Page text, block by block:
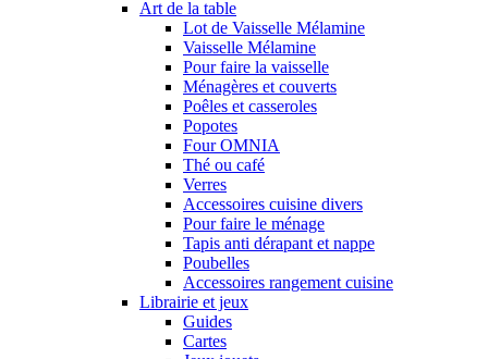
Art de la table
Lot de Vaisselle Mélamine
Vaisselle Mélamine
Pour faire la vaisselle
Ménagères et couverts
Poêles et casseroles
Popotes
Four OMNIA
Thé ou café
Verres
Accessoires cuisine divers
Pour faire le ménage
Tapis anti dérapant et nappe
Poubelles
Accessoires rangement cuisine
Librairie et jeux
Guides
Cartes